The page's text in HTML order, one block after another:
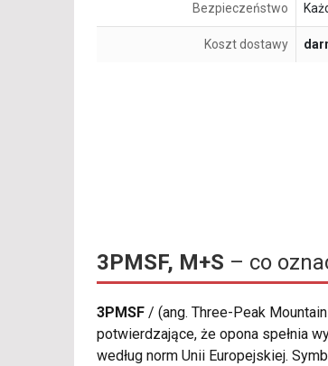
Bezpieczeństwo
Koszt dostawy
3PMSF, M+S – co
3PMSF / (ang. Three-Peak
potwierdzające, że opona spełnia
według norm Unii Europejskiej.